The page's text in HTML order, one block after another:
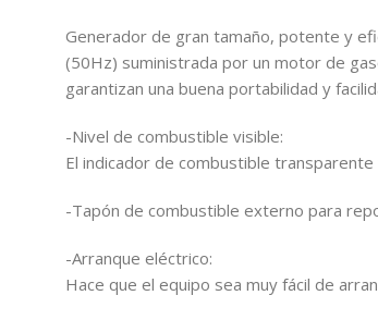
Generador de gran tamaño, potente y
(50Hz) suministrada por un motor de
garantizan una buena portabilidad y
-Nivel de combustible visible:
El indicador de combustible
-Tapón de combustible externo para
-Arranque eléctrico:
Hace que el equipo sea muy fácil de